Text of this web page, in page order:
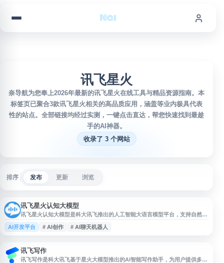
讯飞星火
奈导航为您奉上2026年最新的讯飞星火在线工具与精品资源指南。本
标签页已聚合3款讯飞星火相关的高品质应用，涵盖等业内极具代表
性的站点。全部链接均经过实测，一键点击直达，帮您快速找到最趁
手的AI神器。
收录了 3 个网站
排序 发布 更新 浏览
讯飞星火认知大模型
讯飞星火认知大模型是科大讯飞推出的人工智能大语言模型平台，支持自然语
言对话、知识问答、逻辑推理、数学题解答、代码理解与编写、AI 创作等功
能，并提供大模型 API 与多场景智能服务。
AI开发平台 # AI创作 # AI聊天机器人
讯飞写作
讯飞写作是科大讯飞基于星火大模型推出的AI智能写作助手，为用户提供多场